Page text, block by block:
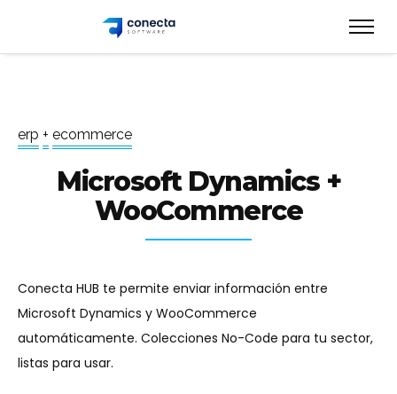
erp + ecommerce
Microsoft Dynamics +
WooCommerce
Conecta HUB te permite enviar información entre
Microsoft Dynamics y WooCommerce
automáticamente. Colecciones No-Code para tu sector,
listas para usar.